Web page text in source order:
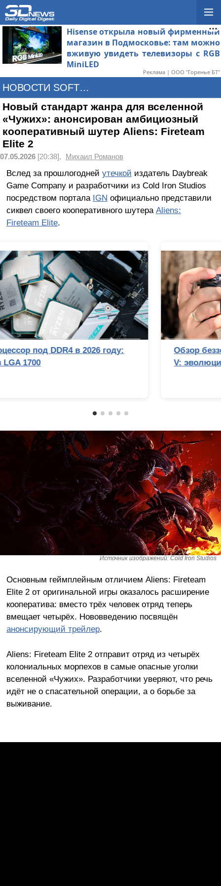
Hisense открыла новый фирменный
магазин в Подмосковье: там можно
вживую увидеть телевизоры с RGB
MiniLED
Реклама | ООО "Горенье БТ"
НОВОСТИ SOFTWARE
Новый стандарт жанра для вселенной
«Чужих»: анонсирован амбициозный
кооперативный шутер Aliens: Fireteam
Elite 2
07.05.2026 [20:38], Михаил Романов
Вслед за прошлогодней утечкой издатель Daybreak
Game Company и разработчики из Cold Iron Studios
посредством портала IGN официально представили
сиквел своего кооперативного шутера Aliens:
Fireteam Elite.
Лучший процессор под DDR4 в 2026 году:
AM4 против LGA 1700
Источник изображений: Cold Iron Studios
Основным геймплейным отличием Aliens: Fireteam
Elite 2 от оригинальной игры оказалось расширение
кооператива: вместо трёх человек отряд теперь
вмещает четырёх. Нововведению посвящён
анонсирующий трейлер.
Aliens: Fireteam Elite 2 отправит отряд из четырёх
колониальных морпехов в самые опасные уголки
вселенной «Чужих». Разработчики уверяют, что речь
идёт не о спасательной операции, а о борьбе за
выживание.